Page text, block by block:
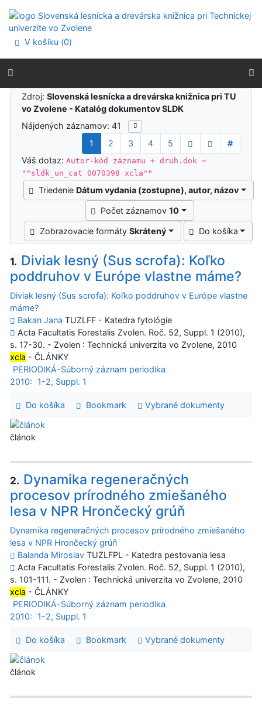
Prejsť na menu
Prehlásenie o webovej prístupnosti
V košíku (0)
Výsledky vyhľadávania
Zdroj:Slovenská lesnícka a drevárska knižnica pri TU
vo Zvolene - Katalóg dokumentov SLDK
Nájdených záznamov: 41
1
2 3 4 5
#
Váš dotaz:Autor-kód záznamu + druh.dok =
"^sldk_un_cat 0070398 xcla^"
Triedenie Dátum vydania (zostupne), autor, názov
Počet záznamov10
Zobrazovacie formátySkrátený Do košíka
1. Diviak lesný (Sus scrofa): Koľko
poddruhov v Európe vlastne máme?
Diviak lesný (Sus scrofa): Koľko poddruhov v Európe vlastne
máme?
Bakan Jana TUZLFF - Katedra fytológie
Acta Facultatis Forestalis Zvolen. Roč. 52, Suppl. 1 (2010),
s. 17-30. - Zvolen : Technická univerzita vo Zvolene, 2010
xcla - ČLÁNKY
PERIODIKÁ-Súborný záznam periodika
2010:
1-2, Suppl. 1
Do košíka Bookmark Vybrané dokumenty
článok
2. Dynamika regeneračných
procesov prírodného zmiešaného
lesa v NPR Hrončecký grúň
Dynamika regeneračných procesov prírodného zmiešaného
lesa v NPR Hrončecký grúň
Balanda Miroslav TUZLFPL - Katedra pestovania lesa
Acta Facultatis Forestalis Zvolen. Roč. 52, Suppl. 1 (2010),
s. 101-111. - Zvolen : Technická univerzita vo Zvolene, 2010
xcla - ČLÁNKY
PERIODIKÁ-Súborný záznam periodika
2010:
1-2, Suppl. 1
Do košíka Bookmark Vybrané dokumenty
článok